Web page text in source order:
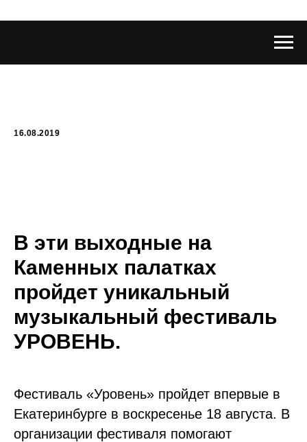
16.08.2019
В эти выходные на
Каменных палатках
пройдет уникальный
музыкальный фестиваль
УРОВЕНЬ.
Фестиваль «Уровень» пройдет впервые в
Екатеринбурге в воскресенье 18 августа. В
организации фестиваля помогают